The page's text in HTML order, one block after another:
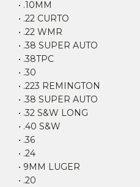
• .10MM
• .22 CURTO
• .22 WMR
• .38 SUPER AUTO
• .38TPC
• .30
• .223 REMINGTON
• .38 SUPER AUTO
• .32 S&W LONG
• .40 S&W
• .36
• .24
• 9MM LUGER
• .20